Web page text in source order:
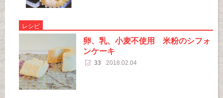
レシピ
卵、乳、小麦不使用 米粉のシフォ
ンケーキ
33 2018.02.04